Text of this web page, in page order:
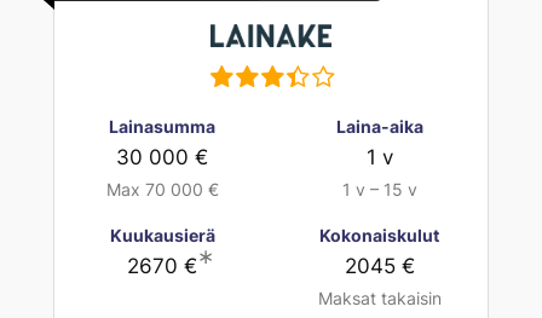
Lainasumma
30 000 €
Max 70 000 €
Laina-aika
1 v
1 v – 15 v
Kuukausierä
2670 €∗
Kokonaiskulut
2045 €
Maksat takaisin